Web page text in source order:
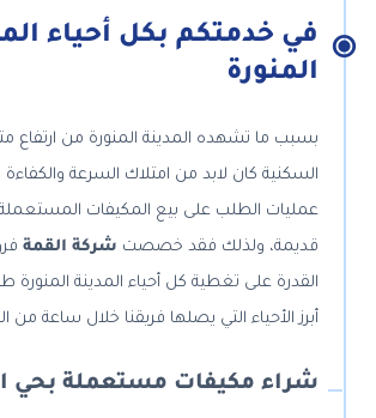
في خدمتكم بكل أحياء
المنورة
بسبب ما تشهده المدينة المنورة من ارتفاع
السكنية كان لابد من امتلاك السرعة والكفاءة
عمليات الطلب على بيع المكيفات المستعملة
قديمة، ولذلك فقد خصصت شركة القمة
أبرز الأحياء التي يصلها فريقنا خلال ساعة من
شراء مكيفات مستعملة بحي